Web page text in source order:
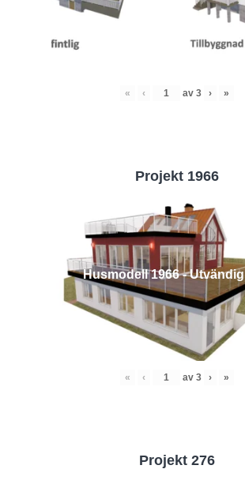
« ‹ av 3 › »
Projekt 1966
Husmodell 1966 -
« ‹ av 3 › »
Projekt 276